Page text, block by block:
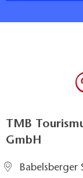
TMB
GmbH
Babelsberger